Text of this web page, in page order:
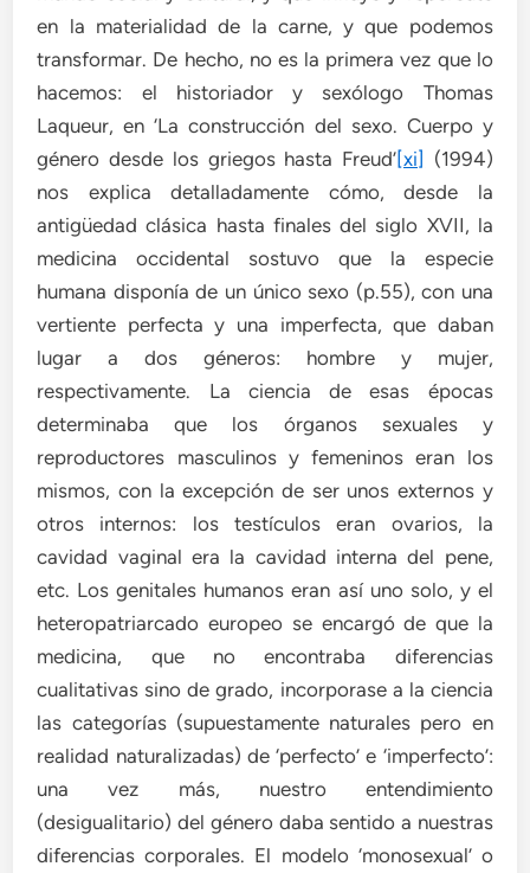
en la materialidad de la carne, y que podemos
transformar. De hecho, no es la primera vez que lo
hacemos: el historiador y sexólogo Thomas
Laqueur, en ‘La construcción del sexo. Cuerpo y
género desde los griegos hasta Freud’[xi] (1994)
nos explica detalladamente cómo, desde la
antigüedad clásica hasta finales del siglo XVII, la
medicina occidental sostuvo que la especie
humana disponía de un único sexo (p.55), con una
vertiente perfecta y una imperfecta, que daban
lugar a dos géneros: hombre y mujer,
respectivamente. La ciencia de esas épocas
determinaba que los órganos sexuales y
reproductores masculinos y femeninos eran los
mismos, con la excepción de ser unos externos y
otros internos: los testículos eran ovarios, la
cavidad vaginal era la cavidad interna del pene,
etc. Los genitales humanos eran así uno solo, y el
heteropatriarcado europeo se encargó de que la
medicina, que no encontraba diferencias
cualitativas sino de grado, incorporase a la ciencia
las categorías (supuestamente naturales pero en
realidad naturalizadas) de ‘perfecto’ e ‘imperfecto’:
una vez más, nuestro entendimiento
(desigualitario) del género daba sentido a nuestras
diferencias corporales. El modelo ‘monosexual’ o